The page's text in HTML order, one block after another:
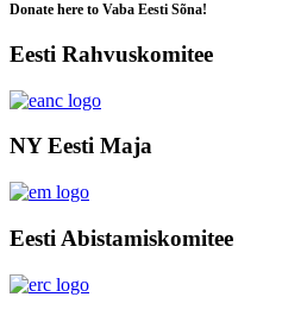
Donate here to Vaba Eesti Sõna!
Eesti Rahvuskomitee
NY Eesti Maja
Eesti Abistamiskomitee